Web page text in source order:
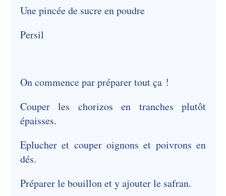
Une pincée de sucre en poudre
Persil
On commence par préparer tout ça !
Couper les chorizos en tranches plutôt
épaisses.
Eplucher et couper oignons et poivrons en
dés.
Préparer le bouillon et y ajouter le safran.